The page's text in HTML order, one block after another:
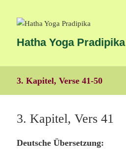
Hatha Yoga Pradipika
3. Kapitel, Verse 41-50
3. Kapitel, Vers 41
Deutsche Übersetzung: